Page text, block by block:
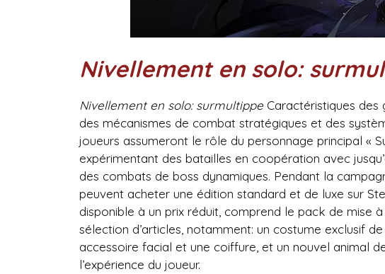
Nivellement en solo:
Nivellement en solo: surmultippe Caractéristiques des
des mécanismes de combat stratégiques et des
joueurs assumeront le rôle du personnage principal «
expérimentant des batailles en coopération avec
des combats de boss dynamiques. Pendant la
peuvent acheter une édition standard et de luxe sur
disponible à un prix réduit, comprend le pack de mise
sélection d’articles, notamment: un costume exclusif
accessoire facial et une coiffure, et un nouvel animal
l’expérience du joueur.